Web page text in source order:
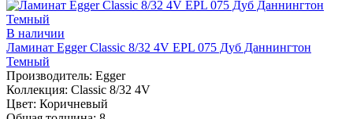
В наличии
Ламинат Egger Classic 8/32 4V EPL 075 Дуб Даннингтон
Темный
Производитель: Egger
Коллекция: Classic 8/32 4V
Цвет: Коричневый